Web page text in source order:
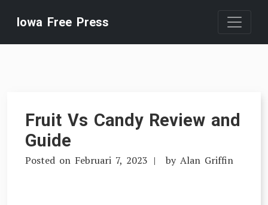
content
Iowa Free Press
Fruit Vs Candy Review and
Guide
Posted on Februari 7, 2023 by Alan Griffin